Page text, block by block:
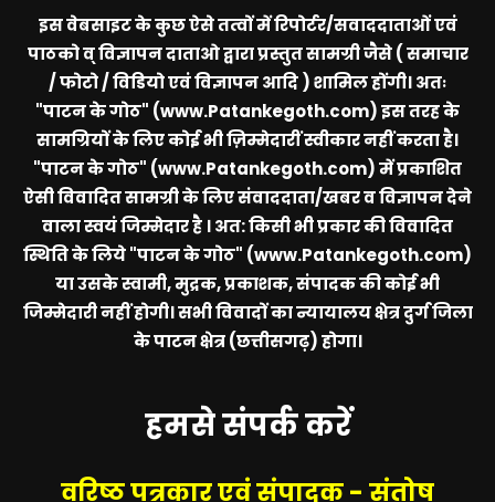
इस वेबसाइट के कुछ ऐसे तत्वों में रिपोर्टर/सवाददाताओं एवं
पाठको व् विज्ञापन दाताओ द्वारा प्रस्तुत सामग्री जैसे ( समाचार
/ फोटो / विडियो एवं विज्ञापन आदि ) शामिल होंगी। अतः
"पाटन के गोठ" (www.Patankegoth.com)इस तरह के
सामग्रियों के लिए कोई भी ज़िम्मेदारीं स्वीकार नहीं करता है।
"पाटन के गोठ" (www.Patankegoth.com)में प्रकाशित
ऐसी विवादित सामग्री के लिए संवाददाता/खबर व विज्ञापन देने
वाला स्वयं जिम्मेदार है । अत: किसी भी प्रकार की विवादित
स्थिति के लिये"पाटन के गोठ" (www.Patankegoth.com)
या उसके स्वामी, मुद्रक, प्रकाशक, संपादक की कोई भी
जिम्मेदारी नहीं होगी। सभी विवादों का न्यायालय क्षेत्र दुर्ग जिला
के पाटन क्षेत्र (छत्तीसगढ़) होगा।
हमसे संपर्क करें
वरिष्ठ पत्रकार एवं संपादक - संतोष